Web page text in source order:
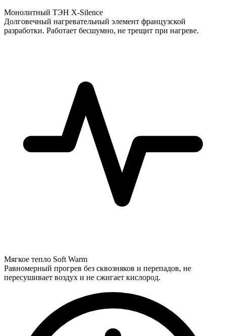
Монолитный ТЭН X-Silence
Долговечный нагревательный элемент французской
разработки. Работает бесшумно, не трещит при нагреве.
Мягкое тепло Soft Warm
Равномерный прогрев без сквозняков и перепадов, не
пересушивает воздух и не сжигает кислород.